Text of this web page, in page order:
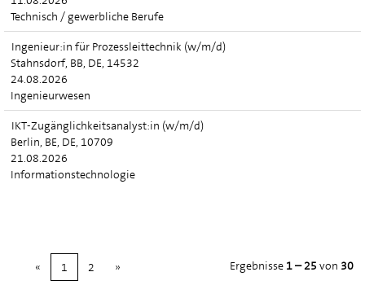
Technisch / gewerbliche Berufe
Ingenieur:in für Prozessleittechnik (w/m/d)
Stahnsdorf, BB, DE, 14532
24.08.2026
Ingenieurwesen
IKT-Zugänglichkeitsanalyst:in (w/m/d)
Berlin, BE, DE, 10709
21.08.2026
Informationstechnologie
Ergebnisse 1 – 25 von 30
« 1 2 »